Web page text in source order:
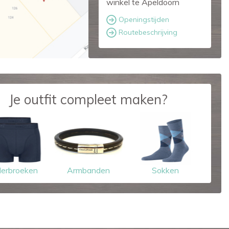
winkel te Apeldoorn
Openingstijden
Routebeschrijving
Je outfit compleet maken?
Armbanden Sokken